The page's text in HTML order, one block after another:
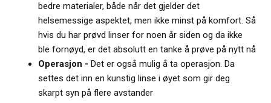
bedre materialer, både når det gjelder det
helsemessige aspektet, men ikke minst på komfort. Så
hvis du har prøvd linser for noen år siden og da ikke
ble fornøyd, er det absolutt en tanke å prøve på nytt nå
Operasjon -Det er også mulig å ta operasjon. Da
settes det inn en kunstig linse i øyet som gir deg
skarpt syn på flere avstander